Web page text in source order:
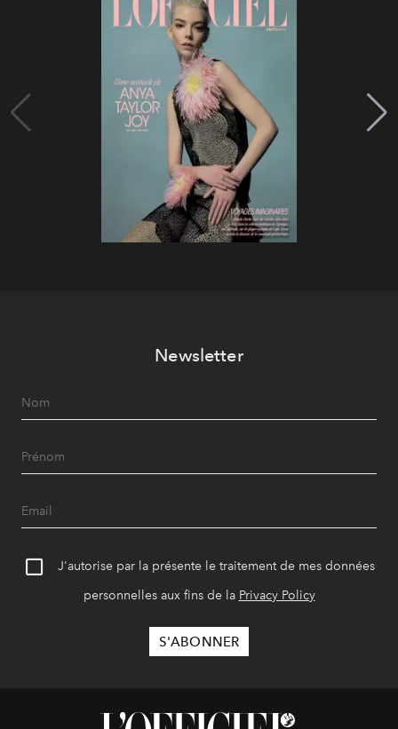
Newsletter
J'autorise par la présente le traitement de mes données
personnelles aux fins de la Privacy Policy